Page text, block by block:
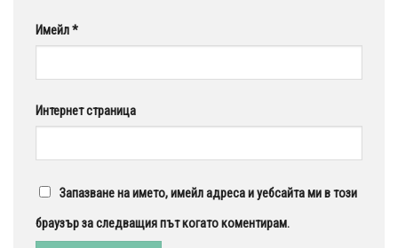
Имейл*
Интернет страница
Запазване на името, имейл адреса и уебсайта ми в този
браузър за следващия път когато коментирам.